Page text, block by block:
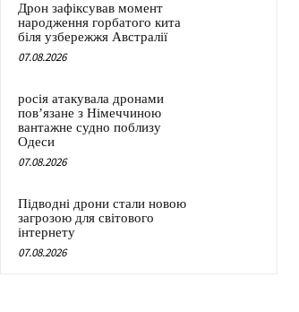
Дрон зафіксував момент
народження горбатого кита
біля узбережжя Австралії
07.08.2026
росія атакувала дронами
пов’язане з Німеччиною
вантажне судно поблизу
Одеси
07.08.2026
Підводні дрони стали новою
загрозою для світового
інтернету
07.08.2026